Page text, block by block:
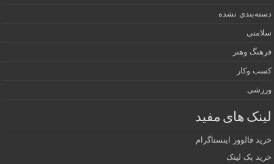
دسته‌بندی نشده
سلامتی
فرهنگ وهنر
کسب وکار
ورزشی
لینک های مفید
خرید فالوور اینستاگرام
خرید بک لینک